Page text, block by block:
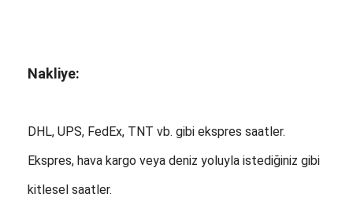
Nakliye:
DHL, UPS, FedEx, TNT vb. gibi ekspres saatler.
Ekspres, hava kargo veya deniz yoluyla istediğiniz gibi
kitlesel saatler.